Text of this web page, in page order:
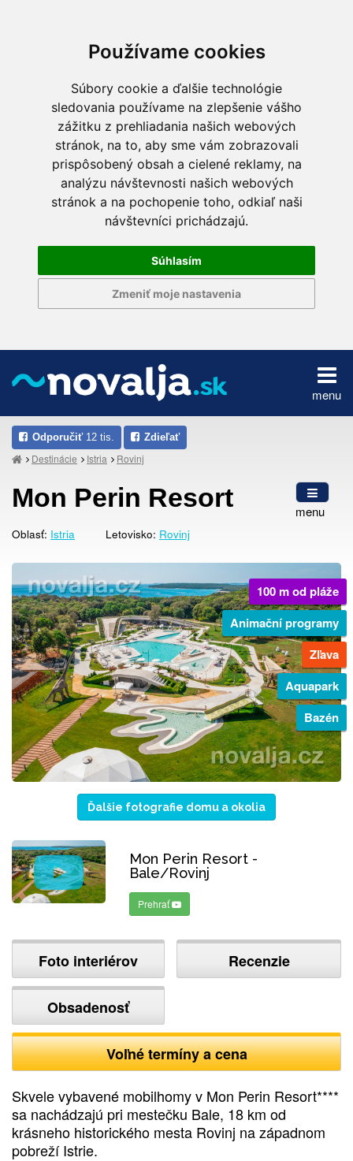
Používame cookies
Súbory cookie a ďalšie technológie
sledovania používame na zlepšenie vášho
zážitku z prehliadania našich webových
stránok, na to, aby sme vám zobrazovali
prispôsobený obsah a cielené reklamy, na
analýzu návštevnosti našich webových
stránok a na pochopenie toho, odkiaľ naši
návštevníci prichádzajú.
Súhlasím
Zmeniť moje nastavenia
menu
Odporučiť12 tis. Zdieľať
Destinácie Istria Rovinj
menu
Mon Perin Resort
Oblasť: Istria Letovisko: Rovinj
100 m od pláže
Animační programy
Zľava
Aquapark
Bazén
Ďalšie fotografie domu a okolia
Mon Perin Resort -
Bale/Rovinj
Prehrať
Foto interiérov
Obsadenosť
Recenzie
Voľné termíny a cena
Skvele vybavené mobilhomy v Mon Perin Resort****
sa nachádzajú pri mestečku Bale, 18 km od
krásneho historického mesta Rovinj na západnom
pobreží Istrie.